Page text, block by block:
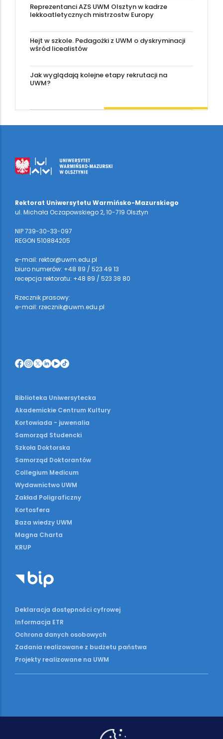
Reprezentanci AZS UWM Olsztyn w kadrze
lekkoatletycznych mistrzostw Europy
Hejt w szkole. Pedagożki z UWM o dyskryminacji
wśród licealistów
Jak wyglądają kolejne etapy rekrutacji na
UWM?
Rektorat Uniwersytetu Warmińsko-Mazurskiego
ul. Michała Oczapowskiego 2, 10-719 Olsztyn
NIP 739-30-33-097
REGON 510884205
e-mail: rektor@uwm.edu.pl
biuro numerów: +48 89 / 523 49 13
recepcja rektoratu: +48 89 / 523 38 80
Rzecznik prasowy:
e-mail: rzecznik@uwm.edu.pl
Biblioteka Uniwersytecka
Akademickie Centrum Kultury
Kortowiada - juwenalia
Samorząd Studencki
Szkoła Doktorska
Samorząd Doktorantów
Collegium Medicum
Wydawnictwo UWM
Zakład Poligraficzny
Kortosfera
Baza wiedzy UWM
Magna Charta
KRUP
Deklaracja dostępności cyfrowej
Informacja ETR
Ochrona danych osobowych
Zadania realizowane z budżetu państwa
Projekty realizowane na UWM